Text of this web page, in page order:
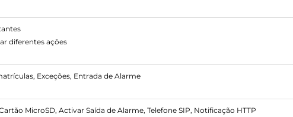
diferentes ações
Exceções, Entrada de Alarme
MicroSD, Activar Saída de Alarme, Telefone SIP, Notificação HTTP